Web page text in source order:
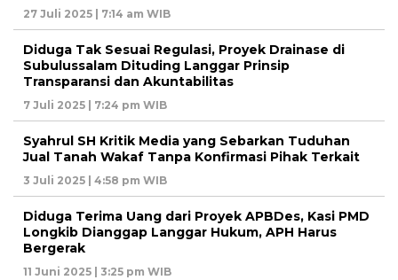
27 Juli 2025 | 7:14 am WIB
Diduga Tak Sesuai Regulasi, Proyek Drainase di
Subulussalam Dituding Langgar Prinsip
Transparansi dan Akuntabilitas
7 Juli 2025 | 7:24 pm WIB
Syahrul SH Kritik Media yang Sebarkan Tuduhan
Jual Tanah Wakaf Tanpa Konfirmasi Pihak Terkait
3 Juli 2025 | 4:58 pm WIB
Diduga Terima Uang dari Proyek APBDes, Kasi PMD
Longkib Dianggap Langgar Hukum, APH Harus
Bergerak
11 Juni 2025 | 3:25 pm WIB